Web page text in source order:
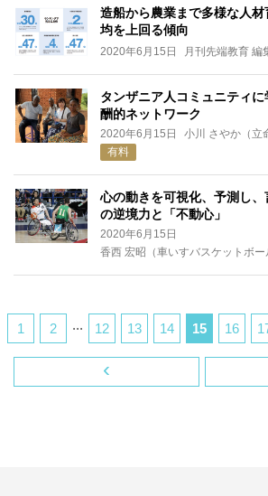
造船から農業まで多様な人
均を上回る傾向
2020年6月15日 月刊先端教育 編
タンザニア人コミュニティ
酬的ネットワーク
2020年6月15日
小川 さやか（立
有料
心の動きを可視化、予測し
の逆境力と「不動心」
2020年6月15日
香西 宏昭（車いすバスケットボー
‹
1 2 ... 12 13 14 15 16